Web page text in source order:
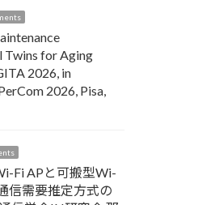
for Aging
2026, in
2026, Pisa,
Fi APと可搬型Wi-
信需要推定方式の